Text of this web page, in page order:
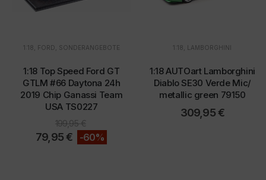
1:18 FORD SONDERANGEBOTE
1:18 Top Speed Ford GT
GTLM #66 Daytona 24h
2019 Chip Ganassi Team
USA TS0227
199,95€
79,95€ -60%
1:18 LAMBORGHINI
1:18 AUTOart Lamborghini
Diablo SE30 Verde Mic/
metallic green 79150
309,95€